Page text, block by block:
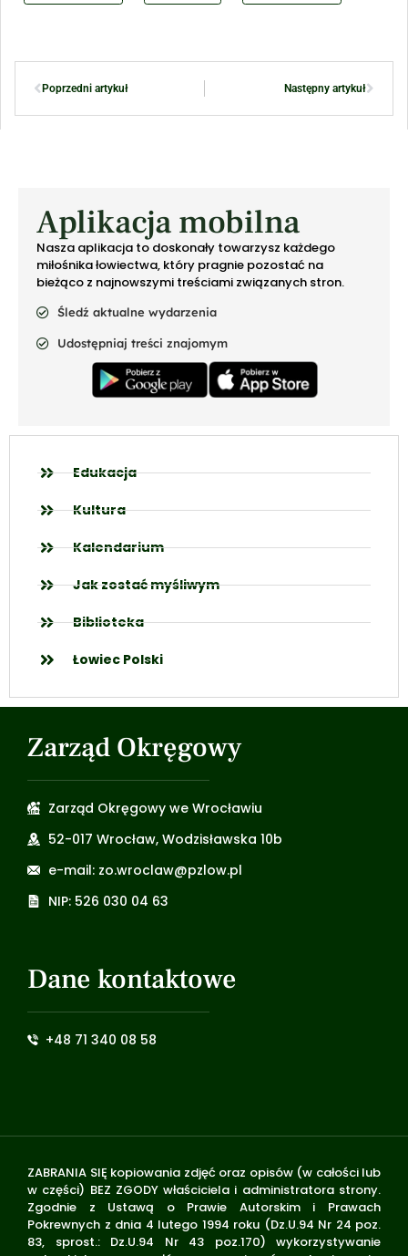
Poprzedni artykuł Następny artykuł
Aplikacja mobilna
Nasza aplikacja to doskonały towarzysz każdego
miłośnika łowiectwa, który pragnie pozostać na
bieżąco z najnowszymi treściami związanych stron.
Śledź aktualne wydarzenia
Udostępniaj treści znajomym
Edukacja
Kultura
Kalendarium
Jak zostać myśliwym
Biblioteka
Łowiec Polski
Zarząd Okręgowy
Zarząd Okręgowy we Wrocławiu
52-017 Wrocław, Wodzisławska 10b
e-mail: zo.wroclaw@pzlow.pl
NIP: 526 030 04 63
Dane kontaktowe
+48 71 340 08 58
ZABRANIA SIĘ kopiowania zdjęć oraz opisów (w całości lub
w części) BEZ ZGODY właściciela i administratora strony.
Zgodnie z Ustawą o Prawie Autorskim i Prawach
Pokrewnych z dnia 4 lutego 1994 roku (Dz.U.94 Nr 24 poz.
83, sprost.: Dz.U.94 Nr 43 poz.170) wykorzystywanie